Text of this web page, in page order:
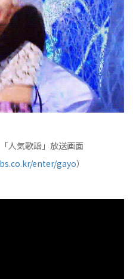
人気歌謡」放送画面
enter/gayo）